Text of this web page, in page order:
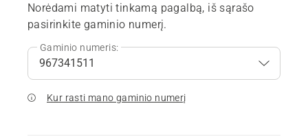
Norėdami matyti tinkamą pagalbą, iš sąrašo
pasirinkite gaminio numerį.
Gaminio numeris:
Kur rasti mano gaminio numerį